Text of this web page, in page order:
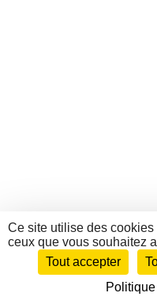
Ce site utilise des
ceux que vous souhaitez
Tout accepter